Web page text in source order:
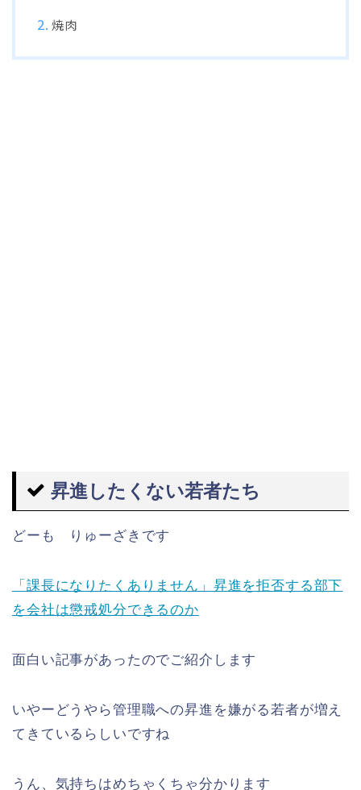
焼肉
昇進したくない若者たち
どーも りゅーざきです
「課長になりたくありません」昇進を拒否する部下
を会社は懲戒処分できるのか
面白い記事があったのでご紹介します
いやーどうやら管理職への昇進を嫌がる若者が増え
てきているらしいですね
うん、気持ちはめちゃくちゃ分かります